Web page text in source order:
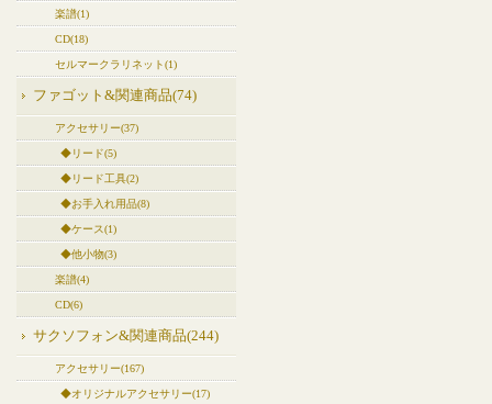
楽譜(1)
CD(18)
セルマークラリネット(1)
ファゴット&関連商品(74)
アクセサリー(37)
◆リード(5)
◆リード工具(2)
◆お手入れ用品(8)
◆ケース(1)
◆他小物(3)
楽譜(4)
CD(6)
サクソフォン&関連商品(244)
アクセサリー(167)
◆オリジナルアクセサリー(17)